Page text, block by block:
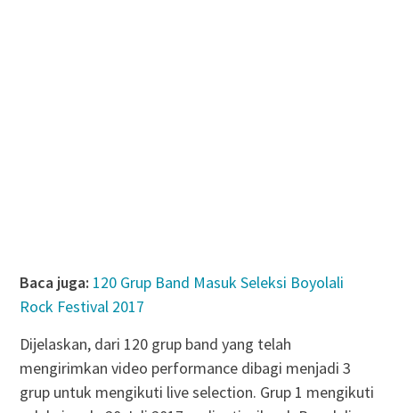
Baca juga: 120 Grup Band Masuk Seleksi Boyolali
Rock Festival 2017
Dijelaskan, dari 120 grup band yang telah
mengirimkan video performance dibagi menjadi 3
grup untuk mengikuti live selection. Grup 1 mengikuti